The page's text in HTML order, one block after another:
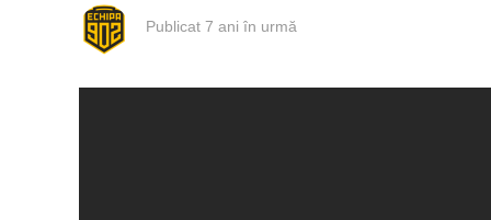
Publicat 7 ani în urmă